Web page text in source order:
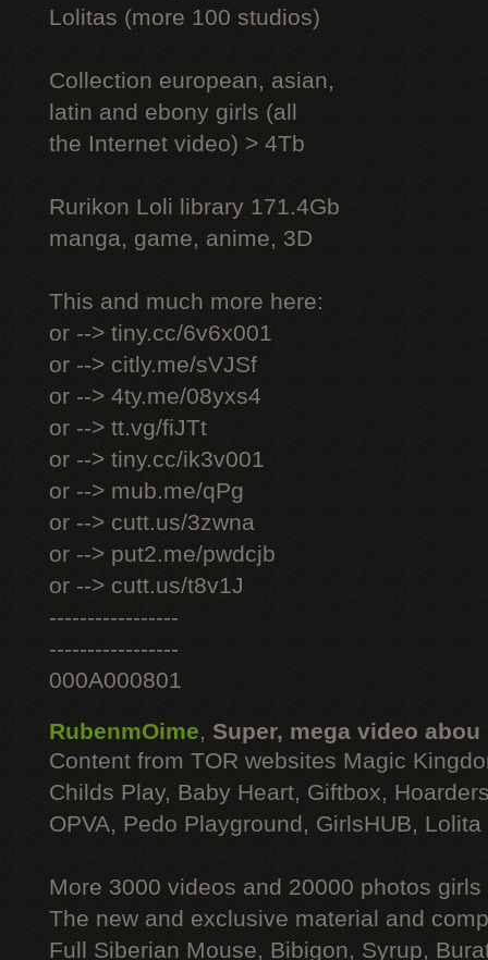
Lоlitаs (more 100 studios)
Collection european, asian,
latin and ebony girls (all
the Internet video) > 4Tb
Rurikon Lоli library 171.4Gb
manga, game, anime, 3D
This and much more here:
or --> tiny.cc/6v6x001
or --> citly.me/sVJSf
or --> 4ty.me/08yxs4
or --> tt.vg/fiJTt
or --> tiny.cc/ik3v001
or --> mub.me/qPg
or --> cutt.us/3zwna
or --> put2.me/pwdcjb
or --> cutt.us/t8v1J
-----------------
-----------------
000A000801
RubenmOime, Super, mega video abou
Content from TOR websites Magic
Childs Play, Baby Heart, Giftbox,
OPVA, Pedo Playground, GirlsHUB, Lolita
More 3000 videos and 20000 photos
The new and exclusive material and
Full Siberian Mouse, Bibigon, Syrup,